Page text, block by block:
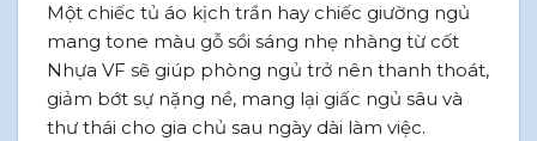
Một chiếc tủ áo kịch trần hay chiếc giường ngủ
mang tone màu gỗ sồi sáng nhẹ nhàng từ cốt
Nhựa VF sẽ giúp phòng ngủ trở nên thanh thoát,
giảm bớt sự nặng nề, mang lại giấc ngủ sâu và
thư thái cho gia chủ sau ngày dài làm việc.